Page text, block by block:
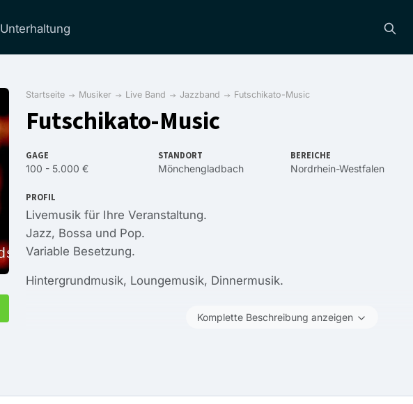
Unterhaltung
Startseite Musiker Live Band Jazzband Futschikato-Music
Futschikato-Music
GAGE
100 - 5.000 €
STANDORT
Mönchengladbach
BEREICHE
Nordrhein-Westfalen
PROFIL
Livemusik für Ihre Veranstaltung.
Jazz, Bossa und Pop.
Variable Besetzung.
Hintergrundmusik, Loungemusik, Dinnermusik.
Komplette Beschreibung anzeigen